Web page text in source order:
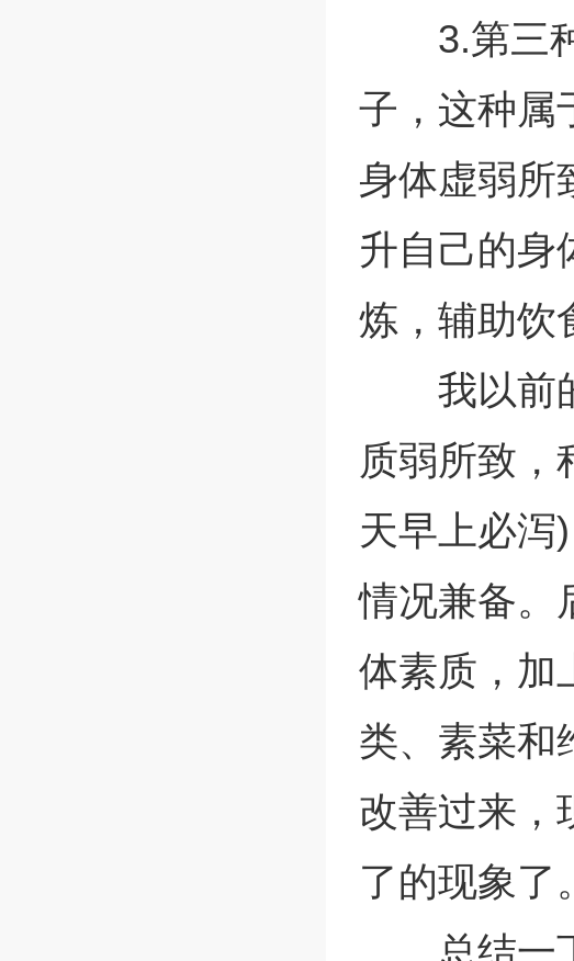
3.第三
子，这种属
身体虚弱所
升自己的身
炼，辅助饮
我以前
质弱所致，
天早上必泻
情况兼备。
体素质，加
类、素菜和
改善过来，
了的现象了。
总结一